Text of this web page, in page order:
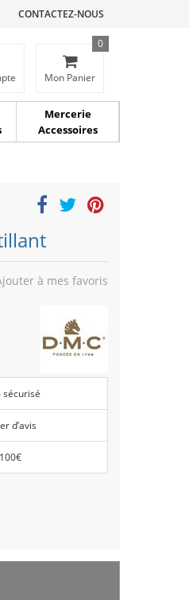
CONTACTEZ-NOUS
Mon Panier
0
Mercerie
Accessoires
à mes favoris
sécurisé
d’avis